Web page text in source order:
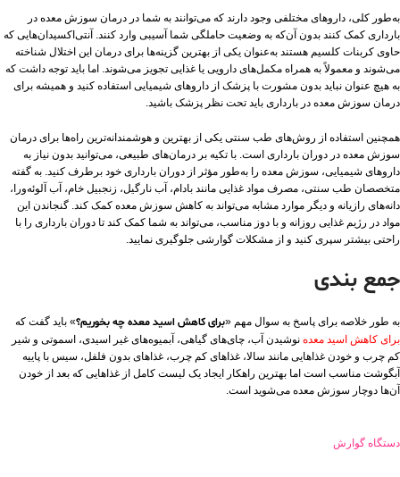
به‌طور کلی، داروهای مختلفی وجود دارند که می‌توانند به شما در درمان سوزش معده در
بارداری کمک کنند بدون آن‌که به وضعیت حاملگی شما آسیبی وارد کنند. آنتی‌اکسیدان‌هایی که
حاوی کربنات کلسیم هستند به‌عنوان یکی از بهترین گزینه‌ها برای درمان این اختلال شناخته
می‌شوند و معمولاً به همراه مکمل‌های دارویی یا غذایی تجویز می‌شوند. اما باید توجه داشت که
به هیچ عنوان نباید بدون مشورت با پزشک از داروهای شیمیایی استفاده کنید و همیشه برای
درمان سوزش معده در بارداری باید تحت نظر پزشک باشید.
همچنین استفاده از روش‌های طب سنتی یکی از بهترین و هوشمندانه‌ترین راه‌ها برای درمان
سوزش معده در دوران بارداری است. با تکیه بر درمان‌های طبیعی، می‌توانید بدون نیاز به
داروهای شیمیایی، سوزش معده را به‌طور مؤثر از دوران بارداری خود برطرف کنید. به گفته
متخصصان طب سنتی، مصرف مواد غذایی مانند بادام، آب نارگیل، زنجبیل خام، آب آلوئه‌ورا،
دانه‌های رازیانه و دیگر موارد مشابه می‌تواند به کاهش سوزش معده کمک کند. گنجاندن این
مواد در رژیم غذایی روزانه و با دوز مناسب، می‌تواند به شما کمک کند تا دوران بارداری را با
راحتی بیشتر سپری کنید و از مشکلات گوارشی جلوگیری نمایید.
جمع بندی
به طور خلاصه برای پاسخ به سوال مهم «برای کاهش اسید معده چه بخوریم؟» باید گفت که
برای کاهش اسید معده نوشیدن آب، چای‌های گیاهی، آبمیوه‌های غیر اسیدی، اسموتی و شیر
کم چرب و خودن غذاهایی مانند سالا، غذاهای کم چرب، غذاهای بدون فلفل، سیس با پاییه
آبگوشت مناسب است اما بهترین راهکار ایجاد یک لیست کامل از غذاهایی که بعد از خودن
آن‌ها دوچار سوزش معده می‌شوید است.
دستگاه گوارش